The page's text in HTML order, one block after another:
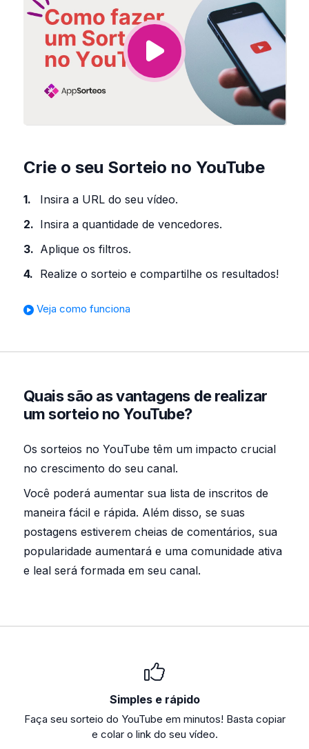
Crie o seu Sorteio no YouTube
Insira a URL do seu vídeo.
Insira a quantidade de vencedores.
Aplique os filtros.
Realize o sorteio e compartilhe os resultados!
Veja como funciona
Quais são as vantagens de realizar
um sorteio no YouTube?
Os sorteios no YouTube têm um impacto crucial
no crescimento do seu canal.
Você poderá aumentar sua lista de inscritos de
maneira fácil e rápida. Além disso, se suas
postagens estiverem cheias de comentários, sua
popularidade aumentará e uma comunidade ativa
e leal será formada em seu canal.
Simples e rápido
Faça seu sorteio do YouTube em minutos! Basta copiar
e colar o link do seu vídeo.